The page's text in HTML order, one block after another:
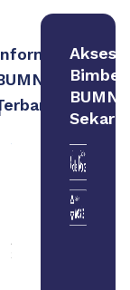
Persiapan
Seleksi
Rekrutmen
Memahami
August 8,
2026
Akses
Bimbel
BUMN